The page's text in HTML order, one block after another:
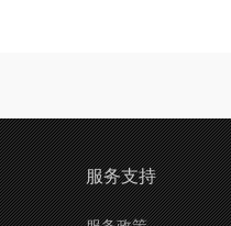
服务支持